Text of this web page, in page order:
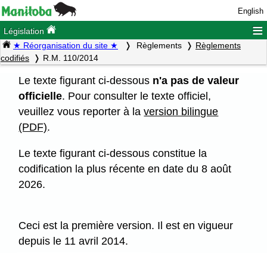
English
Législation ≡
★ Réorganisation du site ★ Règlements
Règlements
codifiés
R.M. 110/2014
Le texte figurant ci-dessous n'a pas de valeur
officielle. Pour consulter le texte officiel,
veuillez vous reporter à laversion bilingue
(PDF).
Le texte figurant ci-dessous constitue la
codification la plus récente en date du 8 août
2026.
Ceci est la première version. Il est en vigueur
depuis le 11 avril 2014.